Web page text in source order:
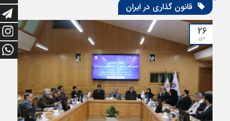
قانون گذاری در ایران
۲۶
دی